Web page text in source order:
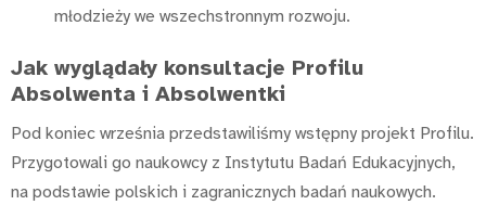
młodzieży we wszechstronnym rozwoju.
Jak wyglądały konsultacje Profilu
Absolwenta i Absolwentki
Pod koniec września przedstawiliśmy wstępny projekt Profilu.
Przygotowali go naukowcy z Instytutu Badań Edukacyjnych,
na podstawie polskich i zagranicznych badań naukowych.